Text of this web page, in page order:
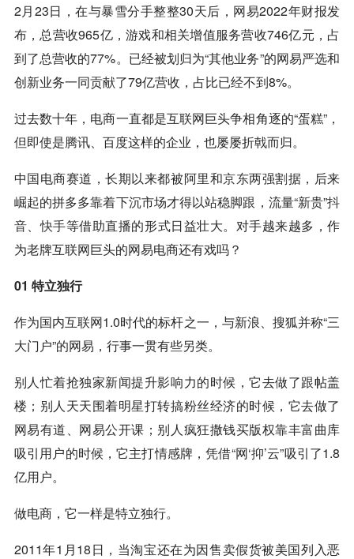
2月23日，在与暴雪分手整整30天后，网易2022年财报发
布，总营收965亿，游戏和相关增值服务营收746亿元，占
到了总营收的77%。已经被划归为“其他业务”的网易严选和
创新业务一同贡献了79亿营收，占比已经不到8%。
过去数十年，电商一直都是互联网巨头争相角逐的“蛋糕”，
但即使是腾讯、百度这样的企业，也屡屡折戟而归。
中国电商赛道，长期以来都被阿里和京东两强割据，后来
崛起的拼多多靠着下沉市场才得以站稳脚跟，流量“新贵”抖
音 、快手等借助直播的形式日益壮大。对手越来越多，作
为老牌互联网巨头的网易电商还有戏吗？
01 特立独行
作为国内互联网1.0时代的标杆之一，与新浪、搜狐并称“三
大门户”的网易，行事一贯有些另类。
别人忙着抢独家新闻提升影响力的时候，它去做了跟帖盖
楼；别人天天围着明星打转搞粉丝经济的时候，它去做了
网易有道、网易公开课；别人疯狂撒钱买版权靠丰富曲库
吸引用户的时候，它主打情感牌，凭借“网‘抑’云”吸引了1.8
亿用户。
做电商，它一样是特立独行。
2011年1月18日，当淘宝还在为因售卖假货被美国列入恶